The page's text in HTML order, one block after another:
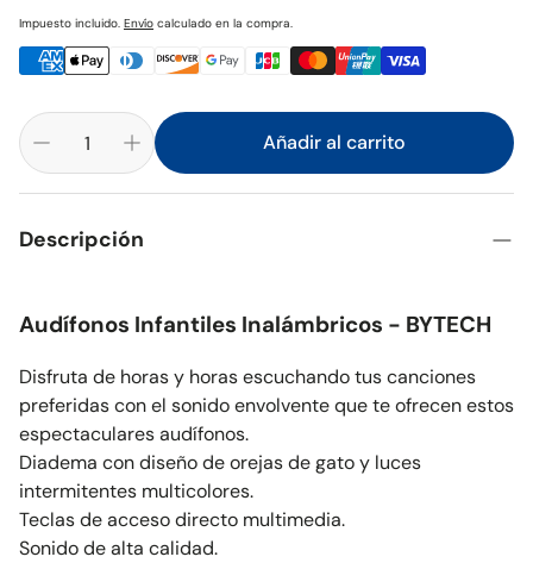
Impuesto incluido. Envío calculado en la compra.
Añadir al carrito
Descripción
Audífonos Infantiles Inalámbricos - BYTECH
Disfruta de horas y horas escuchando tus canciones
preferidas con el sonido envolvente que te ofrecen estos
espectaculares audífonos.
Diadema con diseño de orejas de gato y luces
intermitentes multicolores.
Teclas de acceso directo multimedia.
Sonido de alta calidad.